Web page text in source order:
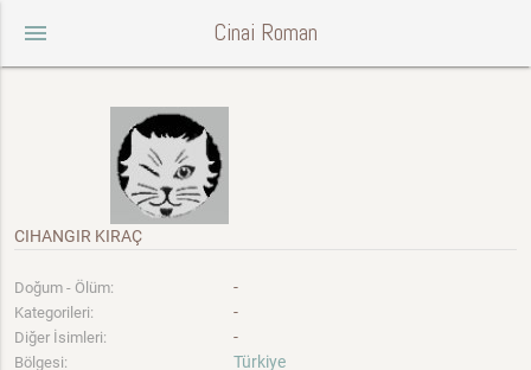
menu Cinai Roman
CIHANGIR KIRAÇ
Doğum - Ölüm: -
Kategorileri: -
Diğer İsimleri: -
Bölgesi: Türkiye